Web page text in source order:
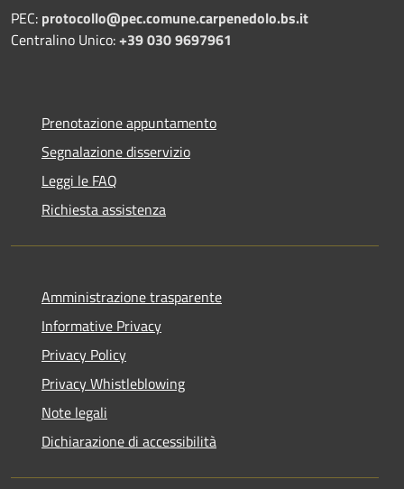
PEC: protocollo@pec.comune.carpenedolo.bs.it
Centralino Unico:+39 030 9697961
Prenotazione appuntamento
Segnalazione disservizio
Leggi le FAQ
Richiesta assistenza
Amministrazione trasparente
Informative Privacy
Privacy Policy
Privacy Whistleblowing
Note legali
Dichiarazione di accessibilità